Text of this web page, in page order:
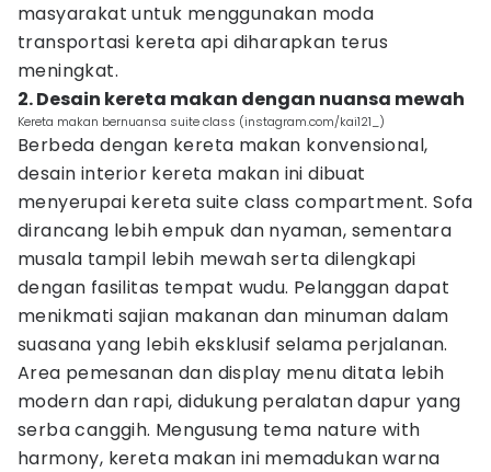
masyarakat untuk menggunakan moda
transportasi kereta api diharapkan terus
meningkat.
2. Desain kereta makan dengan nuansa mewah
Kereta makan bernuansa suite class (instagram.com/kai121_)
Berbeda dengan kereta makan konvensional,
desain interior kereta makan ini dibuat
menyerupai kereta suite class compartment. Sofa
dirancang lebih empuk dan nyaman, sementara
musala tampil lebih mewah serta dilengkapi
dengan fasilitas tempat wudu. Pelanggan dapat
menikmati sajian makanan dan minuman dalam
suasana yang lebih eksklusif selama perjalanan.
Area pemesanan dan display menu ditata lebih
modern dan rapi, didukung peralatan dapur yang
serba canggih. Mengusung tema nature with
harmony, kereta makan ini memadukan warna